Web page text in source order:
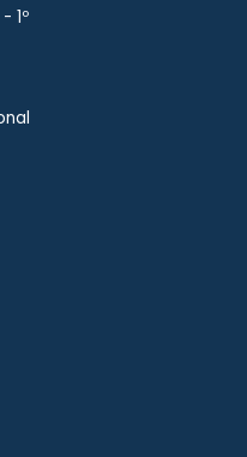
1º